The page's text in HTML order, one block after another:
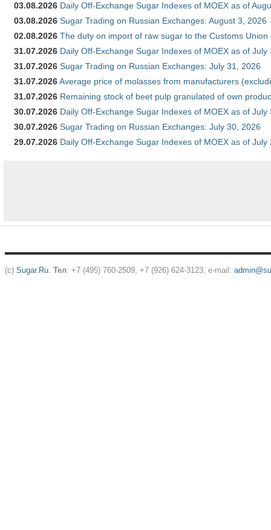
03.08.2026 Daily Off-Exchange Sugar Indexes of MOEX as of
03.08.2026 Sugar Trading on Russian Exchanges: August 3, 2026
02.08.2026 The duty on import of raw sugar to the Customs
31.07.2026 Daily Off-Exchange Sugar Indexes of MOEX as of July
31.07.2026 Sugar Trading on Russian Exchanges: July 31, 2026
31.07.2026Average price of molasses from manufacturers
31.07.2026 Remaining stock of beet pulp granulated of own
30.07.2026 Daily Off-Exchange Sugar Indexes of MOEX as of July
30.07.2026 Sugar Trading on Russian Exchanges: July 30, 2026
29.07.2026 Daily Off-Exchange Sugar Indexes of MOEX as of July
(c) Sugar.Ru. Тел: +7 (495) 760-2509, +7 (926) 624-3123, e-mail: